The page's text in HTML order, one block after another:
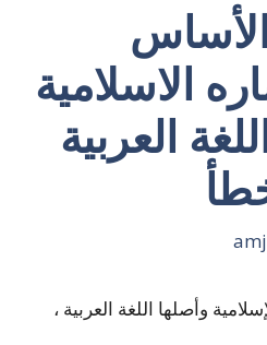
الاسلامية
العربية
وأصلها اللغة العربية ،